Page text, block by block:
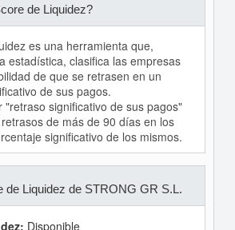
de Liquidez?
es una herramienta que,
estadística, clasifica las empresas
de que se retrasen en un
de sus pagos.
"retraso significativo de sus pagos"
de más de 90 días en los
significativo de los mismos.
de Liquidez de STRONG GR S.L.
Disponible